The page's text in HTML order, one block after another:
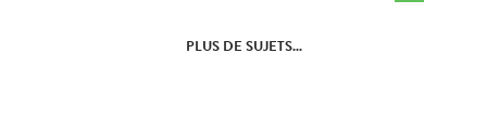
PLUS DE SUJETS...